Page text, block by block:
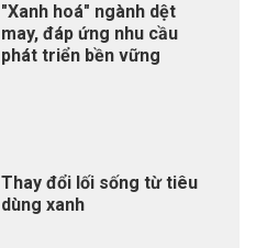
"Xanh hoá" ngành dệt
may, đáp ứng nhu cầu
phát triển bền vững
Thay đổi lối sống từ tiêu
dùng xanh